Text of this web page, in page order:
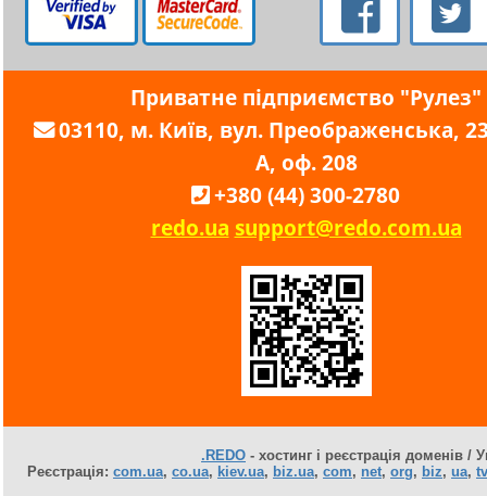
Приватне підприємство "Рулез"
03110, м. Київ, вул. Преображенська,
А, оф. 208
+380 (44) 300-2780
redo.ua support@redo.com.ua
.REDO - хостинг і реєстрація доменів /
Реєстрація: com.ua, co.ua, kiev.ua, biz.ua, com, net, org, biz, ua, tv